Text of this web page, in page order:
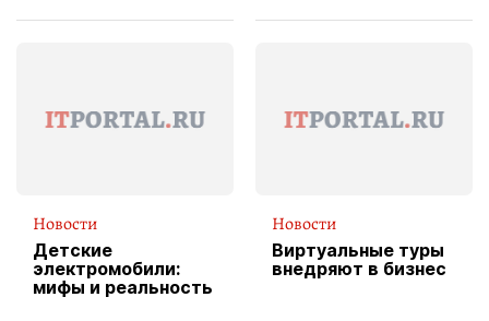
вводит
Новости
Детские
электромобили:
мифы и реальность
Новости
Виртуальные туры
внедряют в бизнес